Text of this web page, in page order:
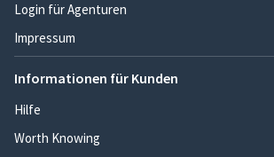
Login für Agenturen
Impressum
Informationen für Kunden
Hilfe
Worth Knowing